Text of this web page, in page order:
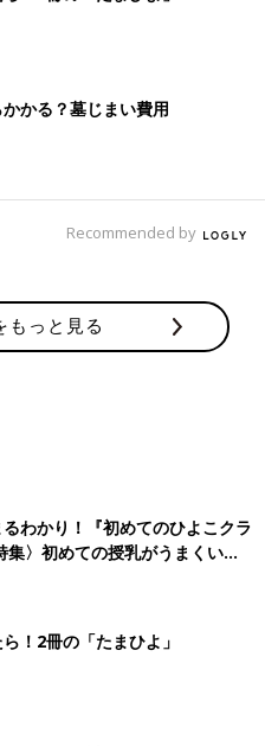
かる？墓じまい費用
Recommended by
もっと見る
わかり！『初めてのひよこクラ
集〉初めての授乳がうまくい
の基本と夏のトラブル 解決テ
！2冊の「たまひよ」